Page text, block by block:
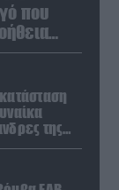
που
της
της